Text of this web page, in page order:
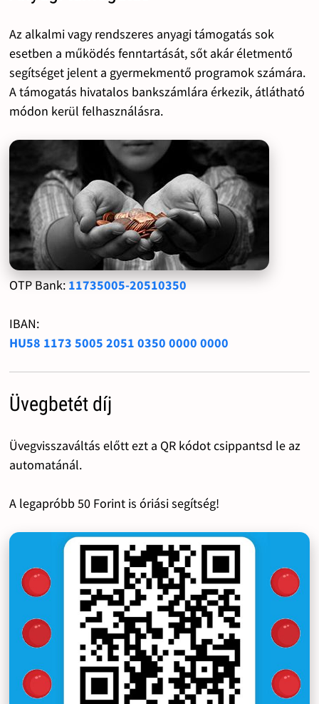
Az alkalmi vagy rendszeres anyagi támogatás sok
esetben a működés fenntartását, sőt akár életmentő
segítséget jelent a gyermekmentő programok számára.
A támogatás hivatalos bankszámlára érkezik, átlátható
módon kerül felhasználásra.
OTP Bank: 11735005-20510350
IBAN:
HU58 1173 5005 2051 0350 0000 0000
Üvegbetét díj
Üvegvisszaváltás előtt ezt a QR kódot csippantsd le az
automatánál.
A legapróbb 50 Forint is óriási segítség!